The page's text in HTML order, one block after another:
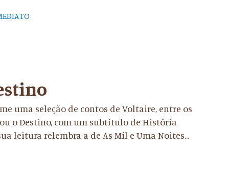
uma seleção de contos de Voltaire, entre os
o Destino, com um subtítulo de História
leitura relembra a de As Mil e Uma Noites...